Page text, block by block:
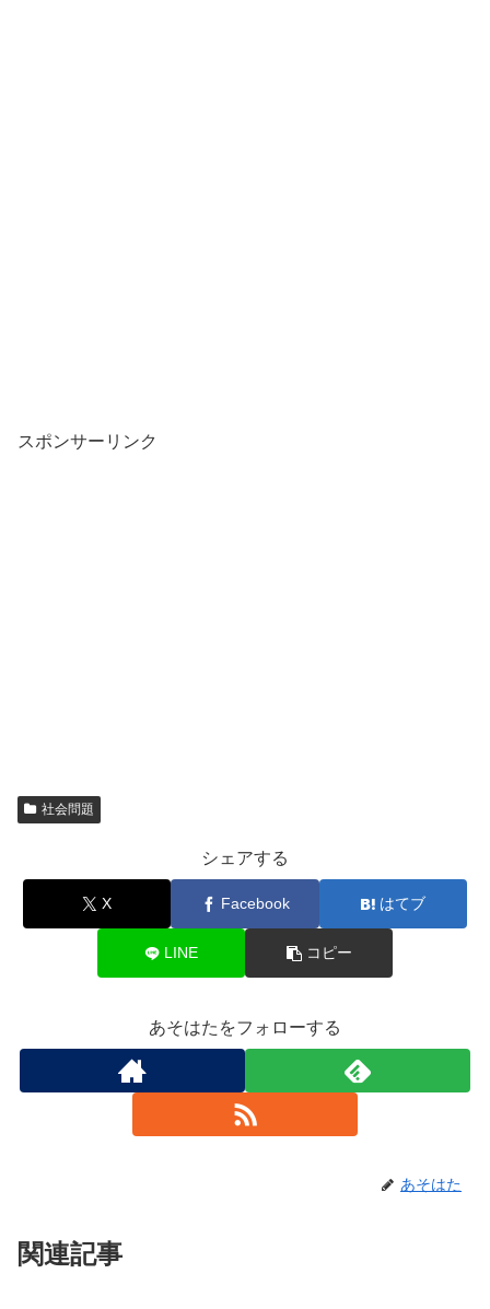
スポンサーリンク
社会問題
シェアする
X Facebook はてブ
LINE コピー
あそはたをフォローする
あそはた
関連記事